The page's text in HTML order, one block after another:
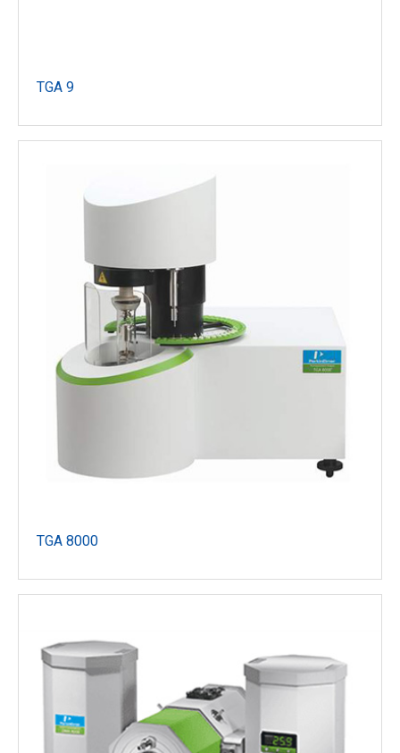
TGA 9
TGA 8000